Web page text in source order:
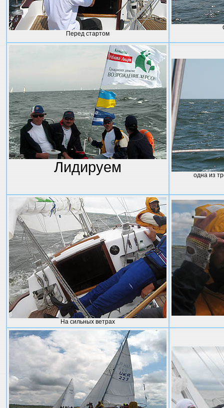
Перед стартом
Лидируем одна из
На сильных ветрах